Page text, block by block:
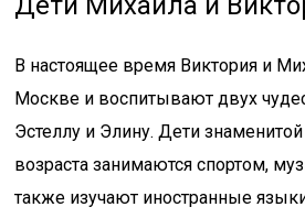
В настоящее время Виктория и
Москве и воспитывают двух
Эстеллу и Элину. Дети
возраста занимаются спортом,
также изучают иностранные